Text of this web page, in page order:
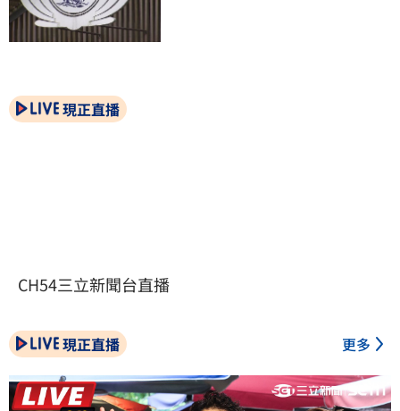
現正直播
CH54三立新聞台直播
現正直播 更多